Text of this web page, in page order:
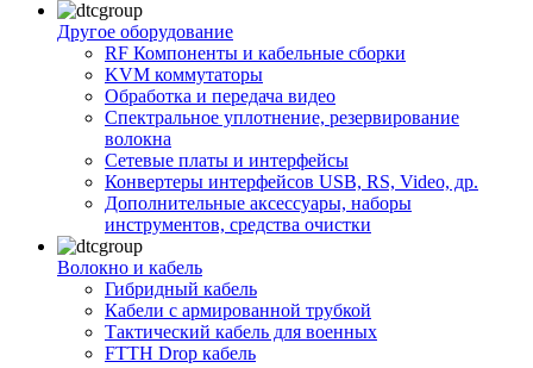
Другое оборудование
RF Компоненты и кабельные сборки
KVM коммутаторы
Обработка и передача видео
Спектральное уплотнение, резервирование
волокна
Сетевые платы и интерфейсы
Конвертеры интерфейсов USB, RS, Video, др.
Дополнительные аксессуары, наборы
инструментов, средства очистки
Волокно и кабель
Гибридный кабель
Кабели с армированной трубкой
Тактический кабель для военных
FTTH Drop кабель